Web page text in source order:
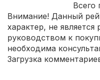
Всего
Внимание! Данный
характер, не
руководством к
необходима
Загрузка